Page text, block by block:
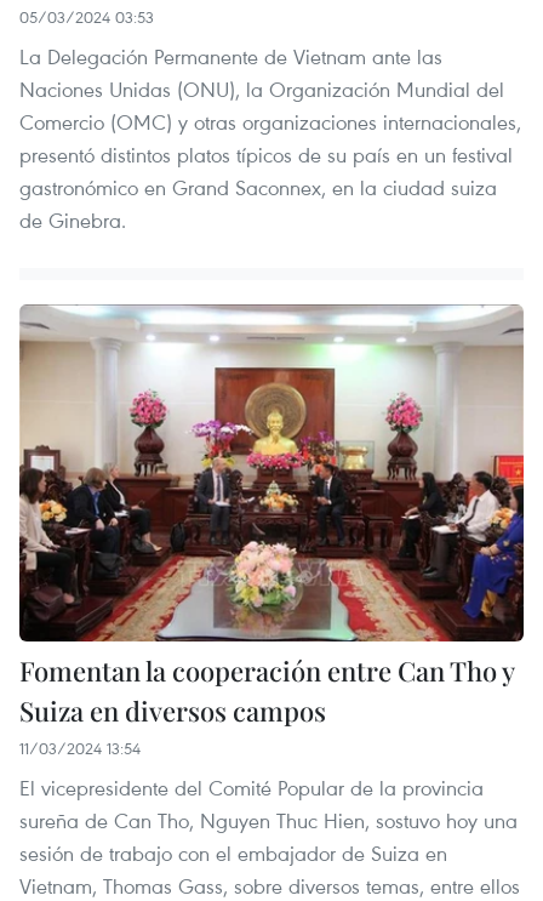
05/03/2024 03:53
La Delegación Permanente de Vietnam ante las
Naciones Unidas (ONU), la Organización Mundial del
Comercio (OMC) y otras organizaciones internacionales,
presentó distintos platos típicos de su país en un festival
gastronómico en Grand Saconnex, en la ciudad suiza
de Ginebra.
Fomentan la cooperación entre Can Tho y
Suiza en diversos campos
11/03/2024 13:54
El vicepresidente del Comité Popular de la provincia
sureña de Can Tho, Nguyen Thuc Hien, sostuvo hoy una
sesión de trabajo con el embajador de Suiza en
Vietnam, Thomas Gass, sobre diversos temas, entre ellos